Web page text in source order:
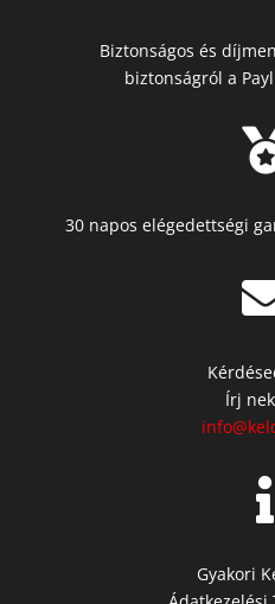
Biztonságos és
biztonságról a
30 napos elégedettségi
Írj

Gyakori